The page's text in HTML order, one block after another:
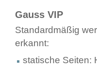
Gauss VIP
Standardmäßig
erkannt:
statische Seiten: